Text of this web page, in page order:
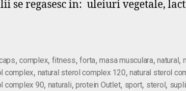
se regasesc in: uleiuri vegetale,
,complex, fitness,forta,masa musculara,natural,
complex, natural sterol complex 120, natural sterol
complex 90, naturali,protein Outlet, sport, sterol,